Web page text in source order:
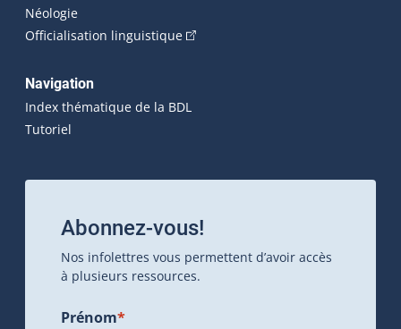
Néologie
Officialisation linguistique(Cet hyperlien externe s'ouvrira
Navigation
Index thématique de la BDL
Tutoriel
Abonnez-vous!
Nos infolettres vous permettent d’avoir accès
à plusieurs ressources.
Prénom*